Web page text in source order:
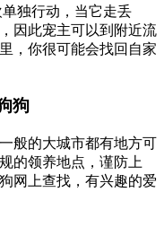
独行动，当它走丢
因此宠主可以到附近流
，你很可能会找回自家
狗
般的大城市都有地方可
的领养地点，谨防上
网上查找，有兴趣的爱